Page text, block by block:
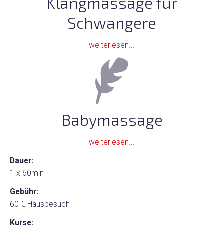
Schwangere
weiterlesen...
Babymassage
weiterlesen...
Dauer:
1 x 60min
Gebühr:
60 € Hausbesuch
Kurse: